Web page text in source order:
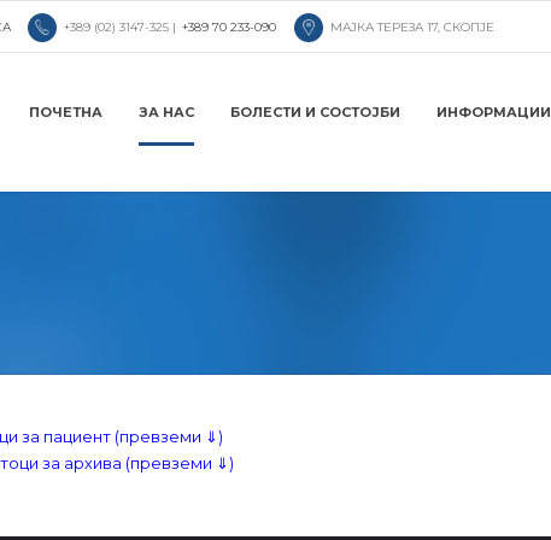
+389 (02) 3147-325 | +389 70 233-090 МАЈКА ТЕРЕЗА 17, СКОПЈЕ
ПОЧЕТНА ЗА НАС БОЛЕСТИ И СОСТОЈБИ ИНФОРМАЦИИ
за пациент (превземи ⇓)
за архива (превземи ⇓)